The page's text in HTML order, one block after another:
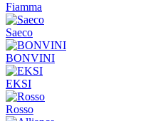
Fiamma
Saeco
BONVINI
EKSI
Rosso